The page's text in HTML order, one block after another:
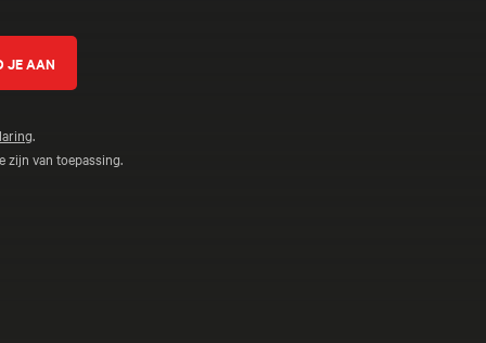
.
zijn van toepassing.